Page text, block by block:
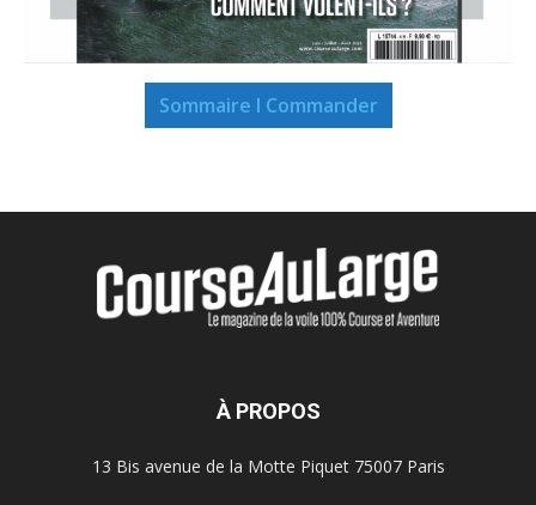
Sommaire I Commander
À PROPOS
13 Bis avenue de la Motte Piquet 75007 Paris